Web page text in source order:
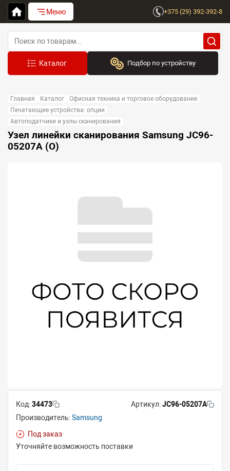
Меню +375 (29) 392-392-8
Подбор по устройству
Выберите бренд
Устройство:
Сначала выберите бренд
Главная Каталог
Офисная техника и торговое оборудование
Печатающие устройства: опции
Автоподатчики и узлы сканирования
Узел линейки сканирования Samsung JC96-
05207A (O)
Код:34473 Артикул:JC96-05207A
Производитель:Samsung
Под заказ
Уточняйте возможность поставки